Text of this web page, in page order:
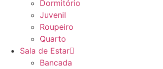
Dormitório
Juvenil
Roupeiro
Quarto
Sala de Estar
Bancada